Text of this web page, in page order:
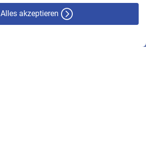
Alles akzeptieren